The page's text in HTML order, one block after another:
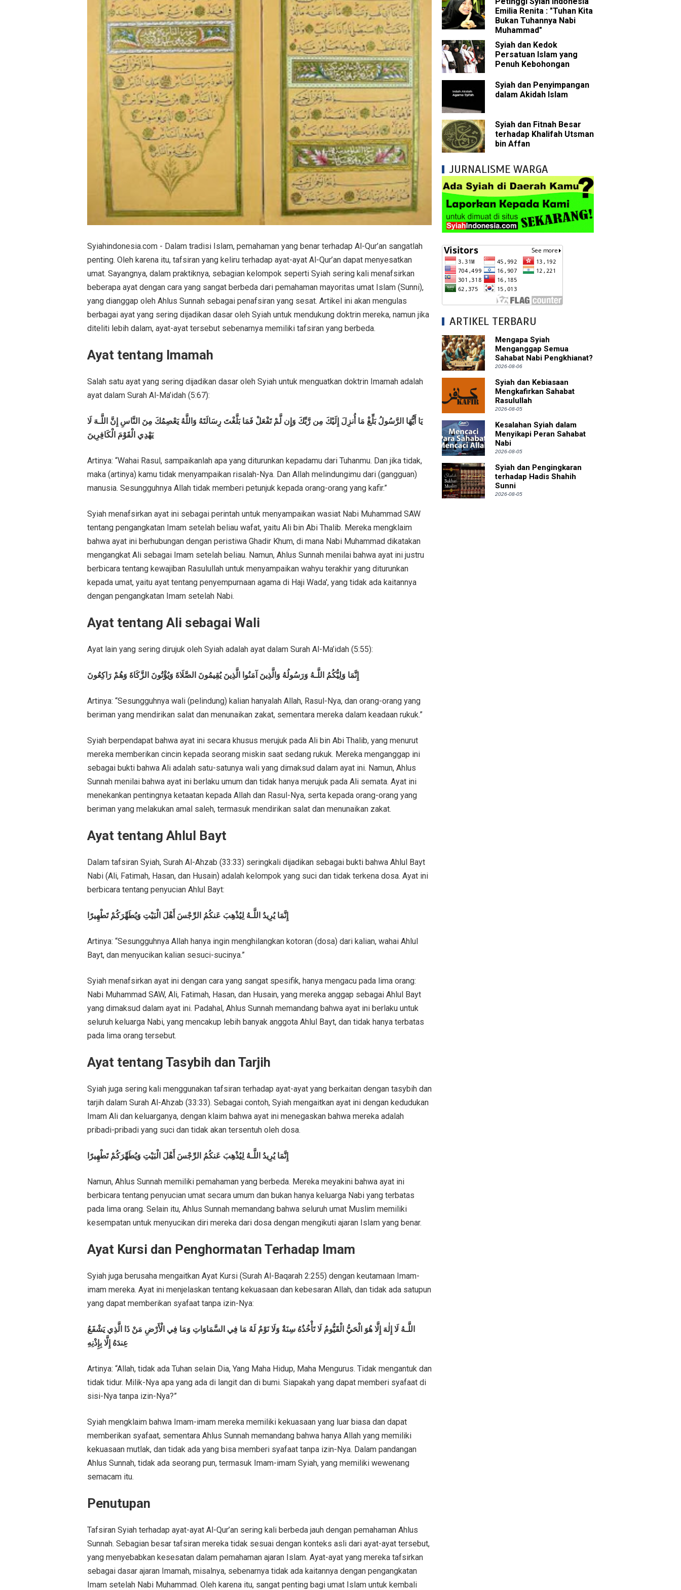
Syiah dan Ketidakkonsistenan dalam Konsep Mahdi
Syiah dan Kedustaan tentang Hak Kekhalifahan
Syiah dan Ketidakbenaran Ajarannya tentang Wilayah Imam
Syiah dan Kedustaan tentang Peristiwa Karbala
Syiah dan Upaya Merusak Ukhuwah Islamiyah
Syiah dan Klaim Palsu tentang Imam Mahdi yang Akan Muncul
Kesalahan Syiah dalam Menjadikan Imam sebagai Perantara kepada Allah
Mengapa Syiah Menganggap Ulama Sunni sebagai Musuh?
Membongkar Kepalsuan Hadis-hadis Syiah tentang Imam Mahdi
Syiah dan Kedok Persatuan Islam yang Penuh Kebohongan
Mengapa Syiah Menganggap Semua Sahabat Nabi Pengkhianat?
Syiahindonesia.com - Dalam tradisi Islam, pemahaman yang benar terhadap Al-Qur’an sangatlah
penting. Oleh karena itu, tafsiran yang keliru terhadap ayat-ayat Al-Qur’an dapat menyesatkan
umat. Sayangnya, dalam praktiknya, sebagian kelompok seperti Syiah sering kali menafsirkan
beberapa ayat dengan cara yang sangat berbeda dari pemahaman mayoritas umat Islam (Sunni),
yang dianggap oleh Ahlus Sunnah sebagai penafsiran yang sesat. Artikel ini akan mengulas
berbagai ayat yang sering dijadikan dasar oleh Syiah untuk mendukung doktrin mereka, namun jika
diteliti lebih dalam, ayat-ayat tersebut sebenarnya memiliki tafsiran yang berbeda.
Ayat tentang Imamah
Salah satu ayat yang sering dijadikan dasar oleh Syiah untuk menguatkan doktrin Imamah adalah
ayat dalam Surah Al-Ma’idah (5:67):
يَا أَيُّهَا الرَّسُولُ بَلِّغْ مَا أُنزِلَ إِلَيْكَ مِن رَّبِّكَ وَإِن لَّمْ تَفْعَلْ فَمَا بَلَّغْتَ رِسَالَتَهُ وَاللَّهُ يَعْصِمُكَ مِنَ النَّاسِ إِنَّ اللَّـهَ لَا
يَهْدِي الْقَوْمَ الْكَافِرِينَ
Artinya: “Wahai Rasul, sampaikanlah apa yang diturunkan kepadamu dari Tuhanmu. Dan jika tidak,
maka (artinya) kamu tidak menyampaikan risalah-Nya. Dan Allah melindungimu dari (gangguan)
manusia. Sesungguhnya Allah tidak memberi petunjuk kepada orang-orang yang kafir.”
Syiah menafsirkan ayat ini sebagai perintah untuk menyampaikan wasiat Nabi Muhammad SAW
tentang pengangkatan Imam setelah beliau wafat, yaitu Ali bin Abi Thalib. Mereka mengklaim
bahwa ayat ini berhubungan dengan peristiwa Ghadir Khum, di mana Nabi Muhammad dikatakan
mengangkat Ali sebagai Imam setelah beliau. Namun, Ahlus Sunnah menilai bahwa ayat ini justru
berbicara tentang kewajiban Rasulullah untuk menyampaikan wahyu terakhir yang diturunkan
kepada umat, yaitu ayat tentang penyempurnaan agama di Haji Wada', yang tidak ada kaitannya
dengan pengangkatan Imam setelah Nabi.
Ayat tentang Ali sebagai Wali
Ayat lain yang sering dirujuk oleh Syiah adalah ayat dalam Surah Al-Ma’idah (5:55):
إِنَّمَا وَلِيُّكُمُ اللَّـهُ وَرَسُولُهُ وَالَّذِينَ آمَنُوا الَّذِينَ يُقِيمُونَ الصَّلَاةَ وَيُؤْتُونَ الزَّكَاةَ وَهُمْ رَاكِعُونَ
Artinya: “Sesungguhnya wali (pelindung) kalian hanyalah Allah, Rasul-Nya, dan orang-orang yang
beriman yang mendirikan salat dan menunaikan zakat, sementara mereka dalam keadaan rukuk.”
Syiah berpendapat bahwa ayat ini secara khusus merujuk pada Ali bin Abi Thalib, yang menurut
mereka memberikan cincin kepada seorang miskin saat sedang rukuk. Mereka menganggap ini
sebagai bukti bahwa Ali adalah satu-satunya wali yang dimaksud dalam ayat ini. Namun, Ahlus
Sunnah menilai bahwa ayat ini berlaku umum dan tidak hanya merujuk pada Ali semata. Ayat ini
menekankan pentingnya ketaatan kepada Allah dan Rasul-Nya, serta kepada orang-orang yang
beriman yang melakukan amal saleh, termasuk mendirikan salat dan menunaikan zakat.
Ayat tentang Ahlul Bayt
Dalam tafsiran Syiah, Surah Al-Ahzab (33:33) seringkali dijadikan sebagai bukti bahwa Ahlul Bayt
Nabi (Ali, Fatimah, Hasan, dan Husain) adalah kelompok yang suci dan tidak terkena dosa. Ayat ini
berbicara tentang penyucian Ahlul Bayt:
إِنَّمَا يُرِيدُ اللَّـهُ لِيُذْهِبَ عَنكُمُ الرِّجْسَ أَهْلَ الْبَيْتِ وَيُطَهِّرَكُمْ تَطْهِيرًا
Artinya: “Sesungguhnya Allah hanya ingin menghilangkan kotoran (dosa) dari kalian, wahai Ahlul
Bayt, dan menyucikan kalian sesuci-sucinya.”
Syiah menafsirkan ayat ini dengan cara yang sangat spesifik, hanya mengacu pada lima orang:
Nabi Muhammad SAW, Ali, Fatimah, Hasan, dan Husain, yang mereka anggap sebagai Ahlul Bayt
yang dimaksud dalam ayat ini. Padahal, Ahlus Sunnah memandang bahwa ayat ini berlaku untuk
seluruh keluarga Nabi, yang mencakup lebih banyak anggota Ahlul Bayt, dan tidak hanya terbatas
pada lima orang tersebut.
Ayat tentang Tasybih dan Tarjih
Syiah juga sering kali menggunakan tafsiran terhadap ayat-ayat yang berkaitan dengan tasybih dan
tarjih dalam Surah Al-Ahzab (33:33). Sebagai contoh, Syiah mengaitkan ayat ini dengan kedudukan
Imam Ali dan keluarganya, dengan klaim bahwa ayat ini menegaskan bahwa mereka adalah
pribadi-pribadi yang suci dan tidak akan tersentuh oleh dosa.
إِنَّمَا يُرِيدُ اللَّـهُ لِيُذْهِبَ عَنكُمُ الرِّجْسَ أَهْلَ الْبَيْتِ وَيُطَهِّرَكُمْ تَطْهِيرًا
Namun, Ahlus Sunnah memiliki pemahaman yang berbeda. Mereka meyakini bahwa ayat ini
berbicara tentang penyucian umat secara umum dan bukan hanya keluarga Nabi yang terbatas
pada lima orang. Selain itu, Ahlus Sunnah memandang bahwa seluruh umat Muslim memiliki
kesempatan untuk menyucikan diri mereka dari dosa dengan mengikuti ajaran Islam yang benar.
Ayat Kursi dan Penghormatan Terhadap Imam
Syiah juga berusaha mengaitkan Ayat Kursi (Surah Al-Baqarah 2:255) dengan keutamaan Imam-
imam mereka. Ayat ini menjelaskan tentang kekuasaan dan kebesaran Allah, dan tidak ada satupun
yang dapat memberikan syafaat tanpa izin-Nya:
اللَّـهُ لَا إِلٰهَ إِلَّا هُوَ الْحَيُّ الْقَيُّومُ لَا تَأْخُذُهُ سِنَةٌ وَلَا نَوْمٌ لَهُ مَا فِي السَّمَاوَاتِ وَمَا فِي الْأَرْضِ مَنْ ذَا الَّذِي يَشْفَعُ
عِندَهُ إِلَّا بِإِذْنِهِ
Artinya: “Allah, tidak ada Tuhan selain Dia, Yang Maha Hidup, Maha Mengurus. Tidak mengantuk dan
tidak tidur. Milik-Nya apa yang ada di langit dan di bumi. Siapakah yang dapat memberi syafaat di
sisi-Nya tanpa izin-Nya?”
Syiah mengklaim bahwa Imam-imam mereka memiliki kekuasaan yang luar biasa dan dapat
memberikan syafaat, sementara Ahlus Sunnah memandang bahwa hanya Allah yang memiliki
kekuasaan mutlak, dan tidak ada yang bisa memberi syafaat tanpa izin-Nya. Dalam pandangan
Ahlus Sunnah, tidak ada seorang pun, termasuk Imam-imam Syiah, yang memiliki wewenang
semacam itu.
Penutupan
Tafsiran Syiah terhadap ayat-ayat Al-Qur’an sering kali berbeda jauh dengan pemahaman Ahlus
Sunnah. Sebagian besar tafsiran mereka tidak sesuai dengan konteks asli dari ayat-ayat tersebut,
yang menyebabkan kesesatan dalam pemahaman ajaran Islam. Ayat-ayat yang mereka tafsirkan
sebagai dasar ajaran Imamah, misalnya, sebenarnya tidak ada kaitannya dengan pengangkatan
Imam setelah Nabi Muhammad. Oleh karena itu, sangat penting bagi umat Islam untuk kembali
Emilia Renita : "Tuhan Kita
Bukan Tuhannya Nabi
Muhammad"
Syiah dan Kedok
Persatuan Islam yang
Penuh Kebohongan
Syiah dan Penyimpangan
dalam Akidah Islam
Syiah dan Fitnah Besar
terhadap Khalifah Utsman
bin Affan
JURNALISME WARGA
ARTIKEL TERBARU
Mengapa Syiah
Menganggap Semua
Sahabat Nabi Pengkhianat?
2026-08-06
Syiah dan Kebiasaan
Mengkafirkan Sahabat
Rasulullah
2026-08-05
Kesalahan Syiah dalam
Menyikapi Peran Sahabat
Nabi
2026-08-05
Syiah dan Pengingkaran
terhadap Hadis Shahih
Sunni
2026-08-05